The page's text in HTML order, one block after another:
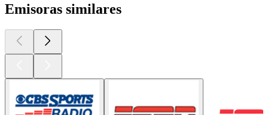
Emisoras similares